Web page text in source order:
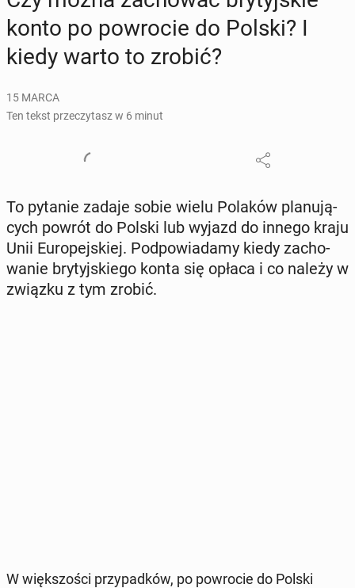
konto po po­wro­cie do Polski? I
kiedy warto to zrobić?
15 MARCA
Ten tekst przeczytasz w 6 minut
To pytanie zadaje sobie wielu Polaków pla­nu­ją­
cych powrót do Polski lub wyjazd do innego kraju
Unii Eu­ro­pej­skiej. Pod­po­wia­da­my kiedy za­cho­
wa­nie bry­tyj­skie­go konta się opłaca i co należy w
związku z tym zrobić.
W więk­szo­ści przy­pad­ków, po po­wro­cie do Polski